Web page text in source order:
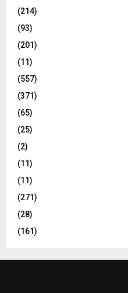
(214)
(93)
(201)
(11)
(557)
(371)
(65)
(25)
(2)
(11)
(11)
(271)
(28)
(161)